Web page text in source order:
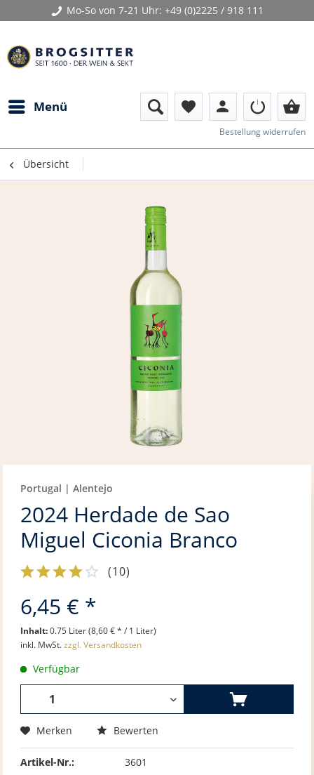
Mo-So von 7-21 Uhr: +49 (0)2225 / 918 111
Menü favorite person shopping_basket
Bestellung widerrufen
Übersicht
Portugal | Alentejo
2024 Herdade de Sao
Miguel Ciconia Branco
(10)
6,45 € *
Inhalt:0.75 Liter (8,60 € * / 1 Liter)
inkl. MwSt.zzgl. Versandkosten
Verfügbar
Merken Bewerten
Artikel-Nr.:
3601